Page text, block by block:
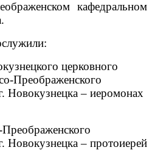
кафедральном
церковного
Преображенского
Новокузнецка – иеромонах
Новокузнецка – протоиерей